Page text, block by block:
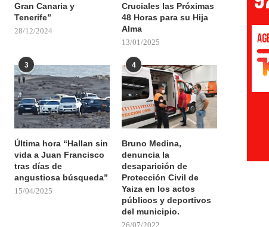
Gran Canaria y
Tenerife”
28/12/2024
Cruciales las Próximas
48 Horas para su Hija
Alma
13/01/2025
3
Última hora “Hallan sin
vida a Juan Francisco
tras días de
angustiosa búsqueda”
15/04/2025
4
Bruno Medina,
denuncia la
desaparición de
Protección Civil de
Yaiza en los actos
públicos y deportivos
del municipio.
26/07/2022